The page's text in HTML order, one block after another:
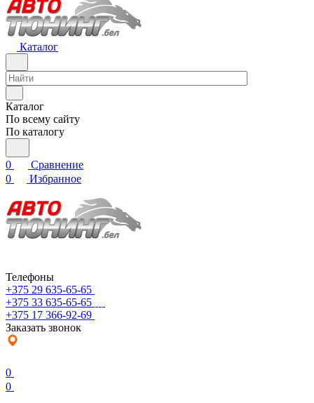
Каталог
Каталог
По всему сайту
По каталогу
0
Сравнение
0
Избранное
Телефоны
+375 29 635-65-65
+375 33 635-65-65
+375 17 366-92-69
Заказать звонок
0
0